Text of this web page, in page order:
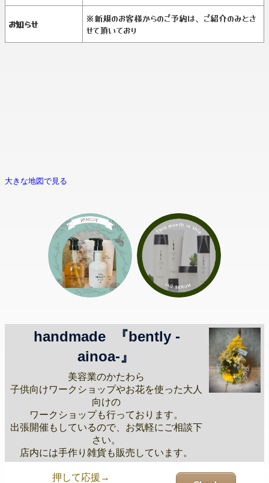
お知らせ
※新規のお客様からのご予約は、ご紹介のみとさ
せて頂いており
大きな地図で見る
handmade 『bently -
ainoa-』
美容業のかたわら
子供向けワークショップやお花を使った大人
向けの
ワークショップも行っております。
出張開催もしているので、お気軽にご相談下
さい。
店内には手作り雑貨も販売しています。
押して応援→